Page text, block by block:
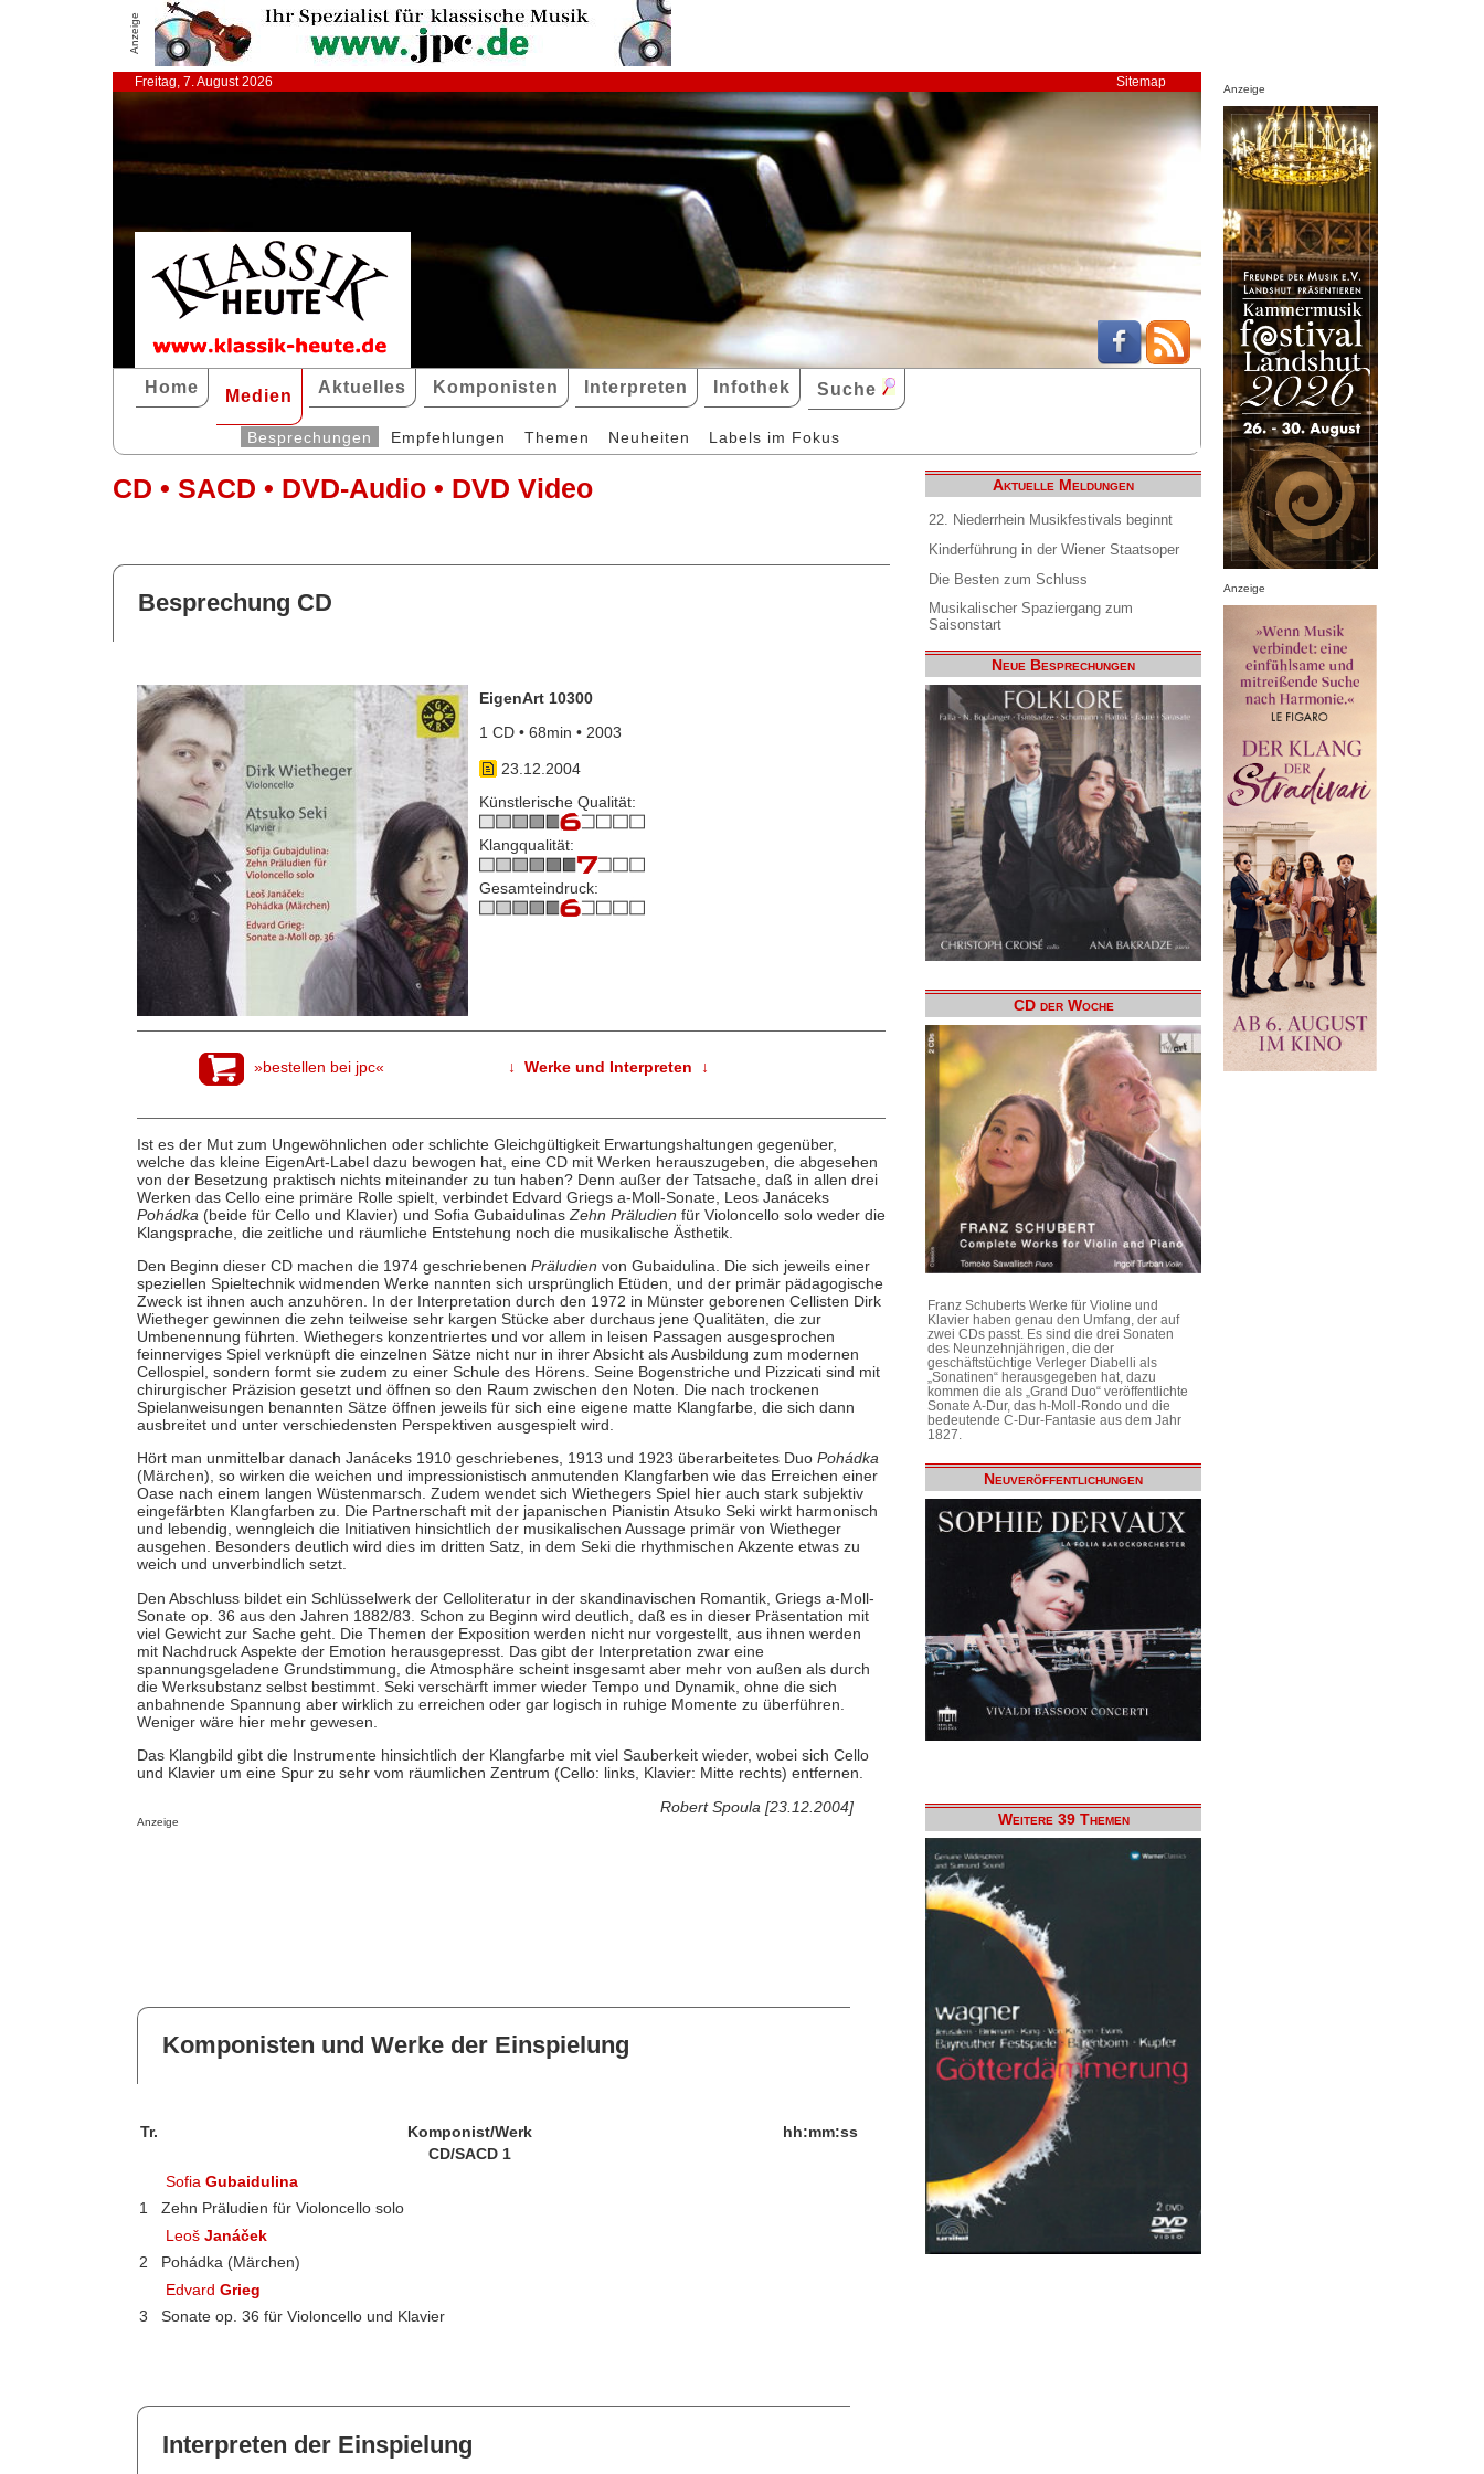
Anzeige
Freitag, 7. August 2026 Sitemap
Home Medien Aktuelles Komponisten Interpreten Infothek Suche
Besprechungen Empfehlungen Themen Neuheiten Labels im Fokus
CD • SACD • DVD-Audio • DVD Video
Besprechung CD
EigenArt 10300
1 CD • 68min • 2003
23.12.2004
Künstlerische Qualität:
Klangqualität:
Gesamteindruck:
»bestellen bei jpc« ↓ Werke und Interpreten ↓
Ist es der Mut zum Ungewöhnlichen oder schlichte Gleichgültigkeit Erwartungshaltungen gegenüber,
welche das kleine EigenArt-Label dazu bewogen hat, eine CD mit Werken herauszugeben, die abgesehen
von der Besetzung praktisch nichts miteinander zu tun haben? Denn außer der Tatsache, daß in allen drei
Werken das Cello eine primäre Rolle spielt, verbindet Edvard Griegs a-Moll-Sonate, Leos Janáceks
Pohádka (beide für Cello und Klavier) und Sofia Gubaidulinas Zehn Präludien für Violoncello solo weder die
Klangsprache, die zeitliche und räumliche Entstehung noch die musikalische Ästhetik.
Den Beginn dieser CD machen die 1974 geschriebenen Präludien von Gubaidulina. Die sich jeweils einer
speziellen Spieltechnik widmenden Werke nannten sich ursprünglich Etüden, und der primär pädagogische
Zweck ist ihnen auch anzuhören. In der Interpretation durch den 1972 in Münster geborenen Cellisten Dirk
Wietheger gewinnen die zehn teilweise sehr kargen Stücke aber durchaus jene Qualitäten, die zur
Umbenennung führten. Wiethegers konzentriertes und vor allem in leisen Passagen ausgesprochen
feinnerviges Spiel verknüpft die einzelnen Sätze nicht nur in ihrer Absicht als Ausbildung zum modernen
Cellospiel, sondern formt sie zudem zu einer Schule des Hörens. Seine Bogenstriche und Pizzicati sind mit
chirurgischer Präzision gesetzt und öffnen so den Raum zwischen den Noten. Die nach trockenen
Spielanweisungen benannten Sätze öffnen jeweils für sich eine eigene matte Klangfarbe, die sich dann
ausbreitet und unter verschiedensten Perspektiven ausgespielt wird.
Hört man unmittelbar danach Janáceks 1910 geschriebenes, 1913 und 1923 überarbeitetes Duo Pohádka
(Märchen), so wirken die weichen und impressionistisch anmutenden Klangfarben wie das Erreichen einer
Oase nach einem langen Wüstenmarsch. Zudem wendet sich Wiethegers Spiel hier auch stark subjektiv
eingefärbten Klangfarben zu. Die Partnerschaft mit der japanischen Pianistin Atsuko Seki wirkt harmonisch
und lebendig, wenngleich die Initiativen hinsichtlich der musikalischen Aussage primär von Wietheger
ausgehen. Besonders deutlich wird dies im dritten Satz, in dem Seki die rhythmischen Akzente etwas zu
weich und unverbindlich setzt.
Den Abschluss bildet ein Schlüsselwerk der Celloliteratur in der skandinavischen Romantik, Griegs a-Moll-
Sonate op. 36 aus den Jahren 1882/83. Schon zu Beginn wird deutlich, daß es in dieser Präsentation mit
viel Gewicht zur Sache geht. Die Themen der Exposition werden nicht nur vorgestellt, aus ihnen werden
mit Nachdruck Aspekte der Emotion herausgepresst. Das gibt der Interpretation zwar eine
spannungsgeladene Grundstimmung, die Atmosphäre scheint insgesamt aber mehr von außen als durch
die Werksubstanz selbst bestimmt. Seki verschärft immer wieder Tempo und Dynamik, ohne die sich
anbahnende Spannung aber wirklich zu erreichen oder gar logisch in ruhige Momente zu überführen.
Weniger wäre hier mehr gewesen.
Das Klangbild gibt die Instrumente hinsichtlich der Klangfarbe mit viel Sauberkeit wieder, wobei sich Cello
und Klavier um eine Spur zu sehr vom räumlichen Zentrum (Cello: links, Klavier: Mitte rechts) entfernen.
Robert Spoula [23.12.2004]
Anzeige
Komponisten und Werke der Einspielung
Tr. Komponist/Werk
hh:mm:ss
CD/SACD 1
SofiaGubaidulina
1
Zehn Präludien für Violoncello solo
LeošJanáček
2
Pohádka (Märchen)
EdvardGrieg
3
Sonate op. 36 für Violoncello und Klavier
Interpreten der Einspielung
Aktuelle Meldungen
22. Niederrhein Musikfestivals beginnt
Kinderführung in der Wiener Staatsoper
Die Besten zum Schluss
Musikalischer Spaziergang zum
Saisonstart
Neue Besprechungen
CD der Woche
Franz Schuberts Werke für Violine und
Klavier haben genau den Umfang, der auf
zwei CDs passt. Es sind die drei Sonaten
des Neunzehnjährigen, die der
geschäftstüchtige Verleger Diabelli als
„Sonatinen“ herausgegeben hat, dazu
kommen die als „Grand Duo“ veröffentlichte
Sonate A-Dur, das h-Moll-Rondo und die
bedeutende C-Dur-Fantasie aus dem Jahr
1827.
Neuveröffentlichungen
Weitere 39 Themen
Anzeige
Anzeige